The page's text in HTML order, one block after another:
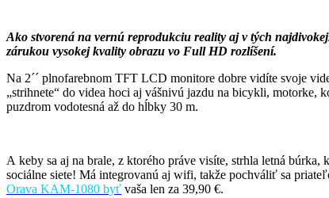
Ako stvorená na vernú reprodukciu reality aj v tých
zárukou vysokej kvality obrazu vo Full HD rozlíšení.
Na 2´´ plnofarebnom TFT LCD monitore dobre vidíte svoje
„strihnete“ do videa hoci aj vášnivú jazdu na bicykli, motorke,
puzdrom vodotesná až do hĺbky 30 m.
A keby sa aj na brale, z ktorého práve visíte, strhla letná
sociálne siete! Má integrovanú aj wifi, takže pochváliť sa
Orava KAM-1080 byť vaša len za 39,90 €.